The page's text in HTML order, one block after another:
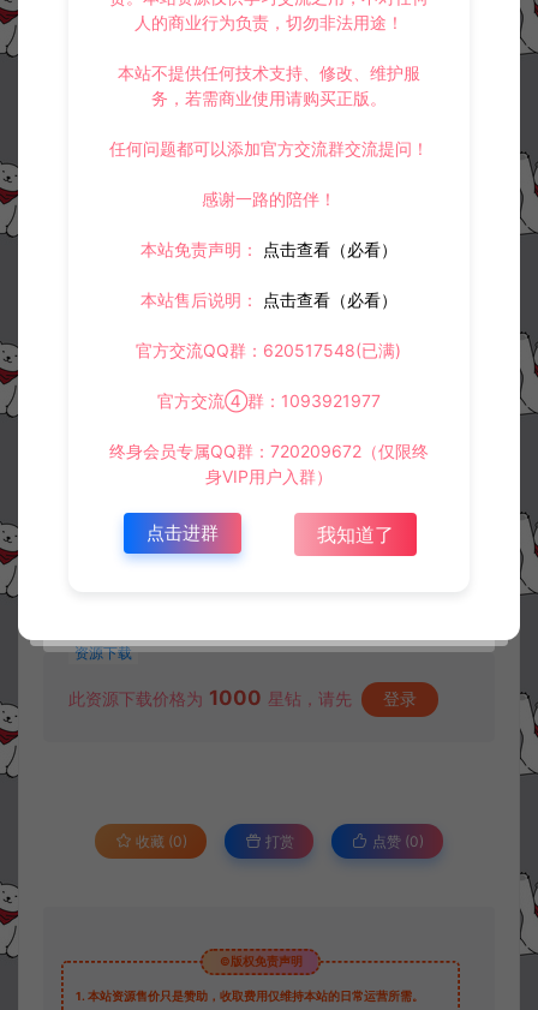
资源下载
此资源下载价格为 1000 星钻，请先 登录
收藏 (0) 打赏 点赞 (0)
©版权免责声明
1. 本站资源售价只是赞助，收取费用仅维持本站的日常运营所需。
人的商业行为负责，切勿非法用途！
本站不提供任何技术支持、修改、维护服
务，若需商业使用请购买正版。
任何问题都可以添加官方交流群交流提问！
感谢一路的陪伴！
本站免责声明： 点击查看（必看）
本站售后说明： 点击查看（必看）
官方交流QQ群：620517548(已满)
官方交流④群：1093921977
终身会员专属QQ群：720209672（仅限终
身VIP用户入群）
点击进群 我知道了